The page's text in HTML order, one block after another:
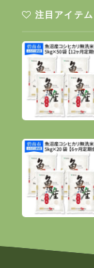
注目アイテム